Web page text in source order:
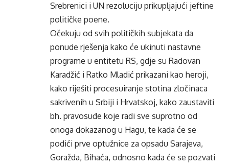
Srebrenici i UN rezoluciju prikupljajući jeftine
političke poene.
Očekuju od svih političkih subjekata da
ponude rješenja kako će ukinuti nastavne
programe u entitetu RS, gdje su Radovan
Karadžić i Ratko Mladić prikazani kao heroji,
kako riješiti procesuiranje stotina zločinaca
sakrivenih u Srbiji i Hrvatskoj, kako zaustaviti
bh. pravosuđe koje radi sve suprotno od
onoga dokazanog u Hagu, te kada će se
podići prve optužnice za opsadu Sarajeva,
Goražda, Bihaća, odnosno kada će se pozvati